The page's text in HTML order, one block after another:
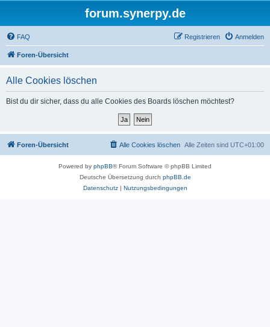
forum.synerpy.de
FAQ Anmelden
Registrieren
Foren-Übersicht
Alle Cookies löschen
Bist du dir sicher, dass du alle Cookies des Boards löschen möchtest?
Foren-Übersicht Alle Zeiten sind UTC+01:00
Alle Cookies löschen
Powered by phpBB® Forum Software © phpBB Limited
Deutsche Übersetzung durch phpBB.de
Datenschutz| Nutzungsbedingungen